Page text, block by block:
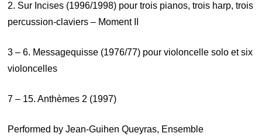
2. Sur Incises (1996/1998) pour trois pianos, trois harp, trois
percussion-claviers – Moment II
3 – 6. Messagequisse (1976/77) pour violoncelle solo et six
violoncelles
7 – 15. Anthèmes 2 (1997)
Performed by Jean-Guihen Queyras, Ensemble